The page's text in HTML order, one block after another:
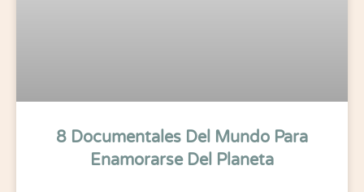
8 Documentales Del Mundo Para
Enamorarse Del Planeta